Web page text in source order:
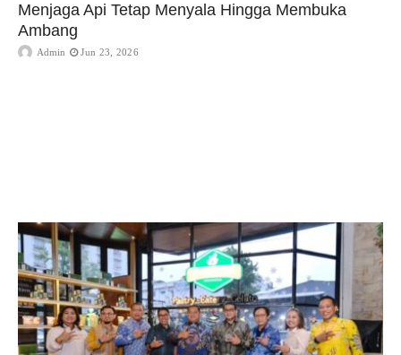
Menjaga Api Tetap Menyala Hingga Membuka
Ambang
Admin Jun 23, 2026